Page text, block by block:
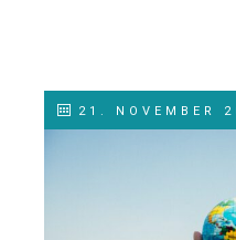
21. NOVEMBER